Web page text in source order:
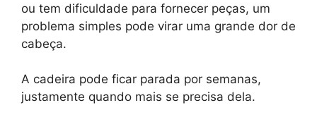
ou tem dificuldade para fornecer peças, um
problema simples pode virar uma grande dor de
cabeça.
A cadeira pode ficar parada por semanas,
justamente quando mais se precisa dela.